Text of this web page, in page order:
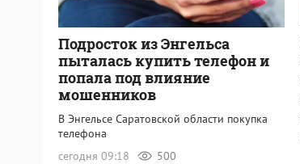
Подросток из Энгельса
пыталась купить телефон и
попала под влияние
мошенников
В Энгельсе Саратовской области покупка
телефона
сегодня 09:18
500